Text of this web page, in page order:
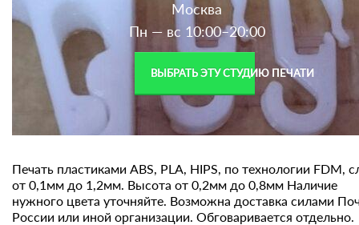
Москва
Пн — вс 10:00–20:00
ВЫБРАТЬ ЭТУ СТУДИЮ ПЕЧАТИ
Печать пластиками ABS, PLA, HIPS, по технологии FDM,
от 0,1мм до 1,2мм. Высота от 0,2мм до 0,8мм Наличие
нужного цвета уточняйте. Возможна доставка силами
России или иной организации. Обговаривается отдельно.